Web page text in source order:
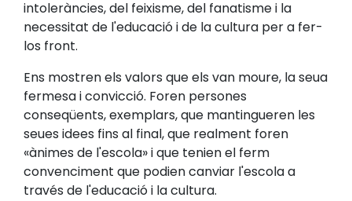
intoleràncies, del feixisme, del fanatisme i la
necessitat de l'educació i de la cultura per a fer-
los front.
Ens mostren els valors que els van moure, la seua
fermesa i convicció. Foren persones
conseqüents, exemplars, que mantingueren les
seues idees fins al final, que realment foren
«ànimes de l'escola» i que tenien el ferm
convenciment que podien canviar l'escola a
través de l'educació i la cultura.